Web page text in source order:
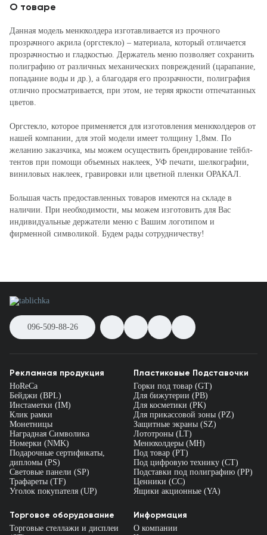
О товаре
Данная модель менюхолдера изготавливается из прочного
прозрачного акрила (оргстекло) – материала, который отличается
прозрачностью и гладкостью. Держатель меню позволяет сохранить
полиграфию от различных механических повреждений (царапание,
попадание воды и др.), а благодаря его прозрачности, полиграфия
отлично просматривается, при этом, не теряя яркости отпечатанных
цветов.
Оргстекло, которое применяется для изготовления менюхолдеров от
нашей компании, для этой модели имеет толщину 1,8мм. По
желанию заказчика, мы можем осуществить брендирование тейбл-
тентов при помощи объемных наклеек, УФ печати, шелкографии,
виниловых наклеек, гравировки или цветной пленки ОРАКАЛ.
Большая часть предоставленных товаров имеются на складе в
наличии. При необходимости, мы можем изготовить для Вас
индивидуальные держатели меню с Вашим логотипом и
фирменной символикой. Будем рады сотрудничеству!
096-509-88-26
Рекламная продукция
HoReCa
Бейджи (BPL)
Инстаметки (IM)
Клик рамки
Монетницы
Наградная Символика
Номерки (NMK)
Подарочные сертификаты,
дипломы (PS)
Световые панели (SP)
Трафареты (TF)
Уголок покупателя (UP)
Пластиковые Подставочки
Горки под товар (GT)
Для бижутерии (PB)
Для косметики (PK)
Для прикассовой зоны (PZ)
Защитные экраны (SZ)
Лототроны (LT)
Менюхолдеры (MH)
Под товар (PT)
Под цифровую технику (CT)
Подставки под полиграфию (PP)
Ценники (СС)
Ящики акционные (YA)
Торговое оборудование
Торговые стеллажи и дисплеи
Информация
О компании